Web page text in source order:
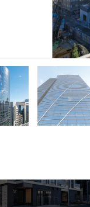
絞り込み条件：な